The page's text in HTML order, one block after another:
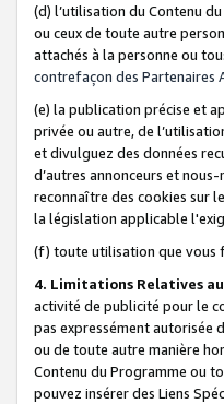
(d) l’utilisation du Contenu
ou ceux de toute autre
attachés à la personne ou
contrefaçon des Partenaires
(e) la publication précise et
privée ou autre, de
et divulguez des données
d’autres annonceurs et
reconnaître des cookies sur
la législation applicable
(f) toute utilisation que vous
4. Limitations Relatives
activité de publicité pour le
pas expressément autorisée
ou de toute autre manière
Contenu du Programme ou
pouvez insérer des Liens